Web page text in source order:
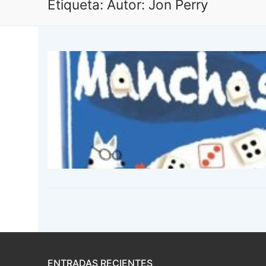
Etiqueta: Autor: Jon Perry
ENTRADAS RECIENTES